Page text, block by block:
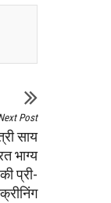
Post
साय
भाग्य
प्री-